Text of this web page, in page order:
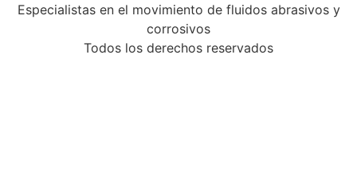
Especialistas en el movimiento de fluidos abrasivos y
corrosivos
Todos los derechos reservados